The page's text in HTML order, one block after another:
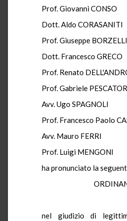
Prof. Giovanni CONSO
Dott. Aldo CORASANITI
Prof. Giuseppe
Dott. Francesco GRECO
Prof. Renato
Prof. Gabriele
Avv. Ugo SPAGNOLI
Prof. Francesco Paolo
Avv. Mauro FERRI
Prof. Luigi MENGONI
ha pronunciato la
nel giudizio di